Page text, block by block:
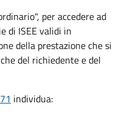
per accedere ad
di ISEE validi in
della prestazione che si
del richiedente e del
individua: